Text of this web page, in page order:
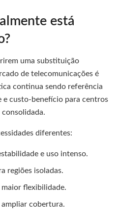
está
uma substituição
de telecomunicações é
continua sendo referência
e custo-benefício para centros
diferentes:
e uso intenso.
regiões isoladas.
flexibilidade.
cobertura.